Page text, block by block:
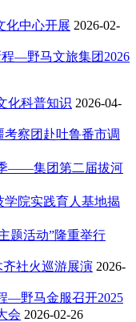
化中心开展 2026-02-
—野马文旅集团2026
化科普知识 2026-04-
察团赴吐鲁番市调
——集团第二届拔河
院实践育人基地揭
题活动”隆重举行
齐社火巡游展演 2026-
—野马金服召开2025
会 2026-02-26